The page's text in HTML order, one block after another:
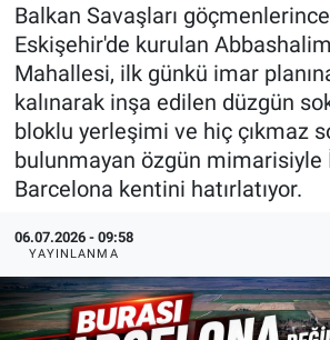
Balkan Savaşları
Eskişehir'de kurulan
Mahallesi, ilk günkü imar
kalınarak inşa edilen düzgün
bloklu yerleşimi ve hiç çıkmaz
bulunmayan özgün mimarisiyle
Barcelona kentini hatırlatıyor.
06.07.2026 - 09:58
YAYINLANMA
Sağlık
Alış-Veriş/İş dünyası
Ekonomi
Kültür Sanat
Politika
Kütahya
Gezi
Haber Arşivi